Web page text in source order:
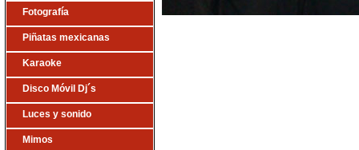
Fotografía
Piñatas mexicanas
Karaoke
Disco Móvil Dj´s
Luces y sonido
Mimos